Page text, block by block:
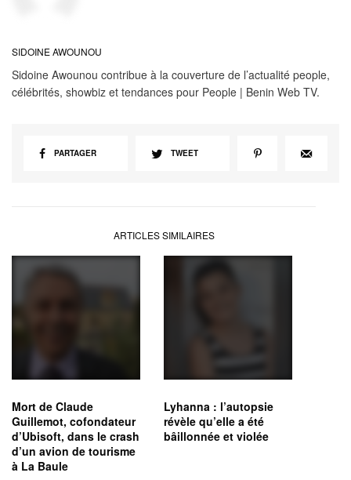
SIDOINE AWOUNOU
Sidoine Awounou contribue à la couverture de l’actualité people,
célébrités, showbiz et tendances pour People | Benin Web TV.
PARTAGER TWEET
ARTICLES SIMILAIRES
Mort de Claude
Guillemot, cofondateur
d’Ubisoft, dans le crash
d’un avion de tourisme
à La Baule
Lyhanna : l’autopsie
révèle qu’elle a été
bâillonnée et violée